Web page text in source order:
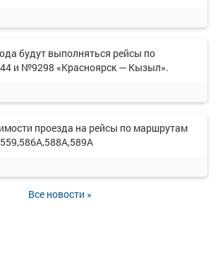
будут выполняться рейсы по
и №9298 «Красноярск — Кызыл».
проезда на рейсы по маршрутам
Все новости »